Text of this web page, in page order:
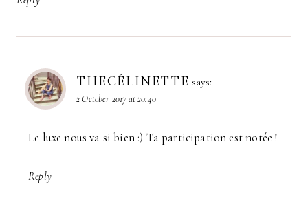
THECÉLINETTE says:
2 October 2017 at 20:40
Le luxe nous va si bien :) Ta participation est notée !
Reply